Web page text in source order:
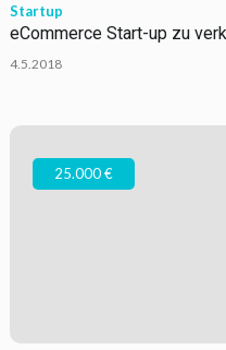
Startup
eCommerce Start-up zu
4.5.2018
25.000 €